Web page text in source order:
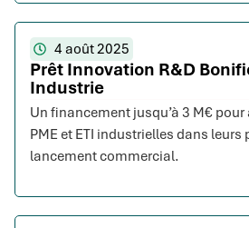
4 août 2025
Prêt Innovation R&D
Industrie
Un financement jusqu’à 3 M€
PME et ETI industrielles dans leurs
lancement commercial.